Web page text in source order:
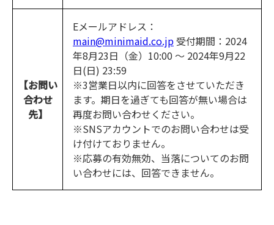
【お問い
合わせ
先】
Eメールアドレス：
main@minimaid.co.jp 受付期間：2024
年8月23日（金）10:00 ～ 2024年9月22
日(日) 23:59
※3営業日以内に回答をさせていただき
ます。期日を過ぎても回答が無い場合は
再度お問い合わせください。
※SNSアカウントでのお問い合わせは受
け付けておりません。
※応募の有効無効、当落についてのお問
い合わせには、回答できません。